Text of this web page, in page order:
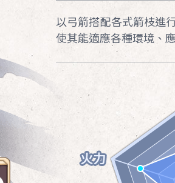
以弓箭搭配各式箭枝進
使其能適應各種環境、